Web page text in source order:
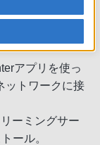
アプリを使っ
ットワークに接
ーミングサー
ール。